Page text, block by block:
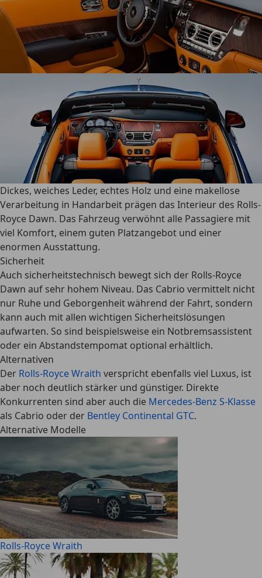
Dickes, weiches Leder, echtes Holz und eine makellose
Verarbeitung in Handarbeit prägen das Interieur des Rolls-
Royce Dawn. Das Fahrzeug verwöhnt alle Passagiere mit
viel Komfort, einem guten Platzangebot und einer
enormen Ausstattung.
Sicherheit
Auch sicherheitstechnisch bewegt sich der Rolls-Royce
Dawn auf sehr hohem Niveau. Das Cabrio vermittelt nicht
nur Ruhe und Geborgenheit während der Fahrt, sondern
kann auch mit allen wichtigen Sicherheitslösungen
aufwarten. So sind beispielsweise ein Notbremsassistent
oder ein Abstandstempomat optional erhältlich.
Alternativen
Der Rolls-Royce Wraith verspricht ebenfalls viel Luxus, ist
aber noch deutlich stärker und günstiger. Direkte
Konkurrenten sind aber auch die Mercedes-Benz S-Klasse
als Cabrio oder der Bentley Continental GTC.
Alternative Modelle
Rolls-Royce Wraith